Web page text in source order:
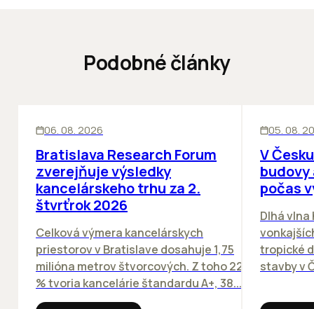
Podobné články
06. 08. 2026
Bratislava Research Forum
zverejňuje výsledky
kancelárskeho trhu za 2.
štvrťrok 2026
Celková výmera kancelárskych
priestorov v Bratislave dosahuje 1,75
milióna metrov štvorcových. Z toho 22
% tvoria kancelárie štandardu A+, 38...
05. 08.
V
počas
Dlhá
tropické
stavby v